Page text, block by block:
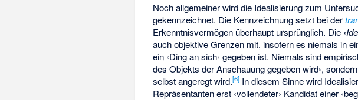
Noch allgemeiner wird die Idealisierung zum
gekennzeichnet. Die Kennzeichnung setzt bei der
Erkenntnisvermögen überhaupt ursprünglich. Die
auch objektive Grenzen mit, insofern es niemals in
ein ‹Ding an sich› gegeben ist. Niemals sind
des Objekts der Anschauung gegeben wird›,
selbst angeregt wird.[6] In diesem Sinne wird
Repräsentanten erst ‹vollendeter› Kandidat einer